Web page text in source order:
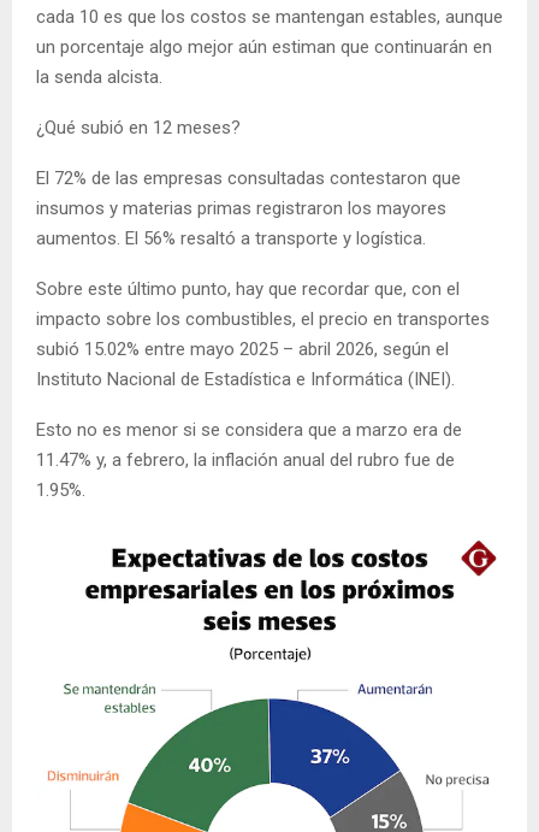
cada 10 es que los costos se mantengan estables, aunque
un porcentaje algo mejor aún estiman que continuarán en
la senda alcista.
¿Qué subió en 12 meses?
El 72% de las empresas consultadas contestaron que
insumos y materias primas registraron los mayores
aumentos. El 56% resaltó a transporte y logística.
Sobre este último punto, hay que recordar que, con el
impacto sobre los combustibles, el precio en transportes
subió 15.02% entre mayo 2025 – abril 2026, según el
Instituto Nacional de Estadística e Informática (INEI).
Esto no es menor si se considera que a marzo era de
11.47% y, a febrero, la inflación anual del rubro fue de
1.95%.